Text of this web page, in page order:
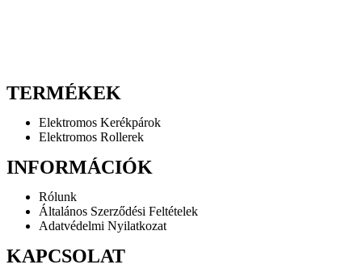
TERMÉKEK
Elektromos Kerékpárok
Elektromos Rollerek
INFORMÁCIÓK
Rólunk
Általános Szerződési Feltételek
Adatvédelmi Nyilatkozat
KAPCSOLAT